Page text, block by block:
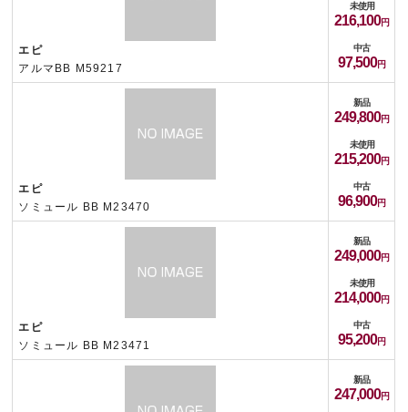
エピ
アルマBB M59217
未使用
216,100
中古
97,500
エピ
ソミュール BB M23470
新品
249,800
未使用
215,200
中古
96,900
エピ
ソミュール BB M23471
新品
249,000
未使用
214,000
中古
95,200
新品
247,000